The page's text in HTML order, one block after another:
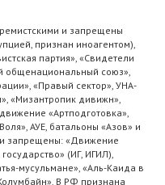
и запрещены
признан иноагентом),
партия», «Свидетели
общенациональный союз»,
«Правый сектор», УНА-
«Мизантропик дивижн»,
«Артподготовка»,
АУЕ, батальоны «Азов» и
запрещены: «Движение
(ИГ, ИГИЛ),
мусульмане», «Аль-Каида в
В РФ признана